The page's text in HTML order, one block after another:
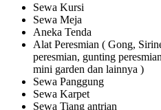
Sewa Kursi
Sewa Meja
Aneka Tenda
Alat Peresmian ( Gong,
peresmian, gunting
mini garden dan lainnya )
Sewa Panggung
Sewa Karpet
Sewa Tiang antrian